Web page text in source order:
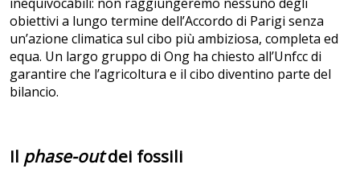
obiettivi a lungo termine dell’Accordo di Parigi senza
un’azione climatica sul cibo più ambiziosa, completa ed
equa. Un largo gruppo di Ong ha chiesto all’Unfcc di
garantire che l’agricoltura e il cibo diventino parte del
bilancio.
Il phase-outdei fossili